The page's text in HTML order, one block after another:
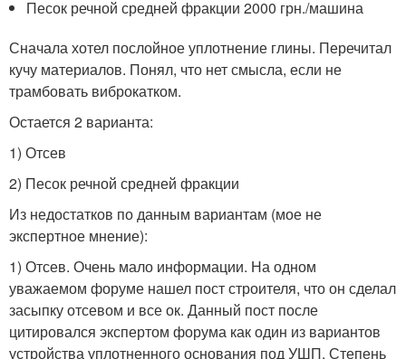
Песок речной средней фракции 2000 грн./машина
Сначала хотел послойное уплотнение глины. Перечитал
кучу материалов. Понял, что нет смысла, если не
трамбовать виброкатком.
Остается 2 варианта:
1) Отсев
2) Песок речной средней фракции
Из недостатков по данным вариантам (мое не
экспертное мнение):
1) Отсев. Очень мало информации. На одном
уважаемом форуме нашел пост строителя, что он сделал
засыпку отсевом и все ок. Данный пост после
цитировался экспертом форума как один из вариантов
устройства уплотненного основания под УШП. Степень